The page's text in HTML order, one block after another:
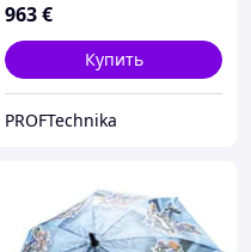
963€
Купить
PROFTechnika